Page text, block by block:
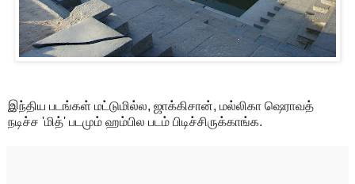
இந்திய படங்கள் மட்டுமில்ல, ஜாக்கிசான், மல்லிகா ஷெராவத்
நடிச்ச 'மித்' படமும் ஹம்பில படம் பிடிச்சிருக்காங்க.